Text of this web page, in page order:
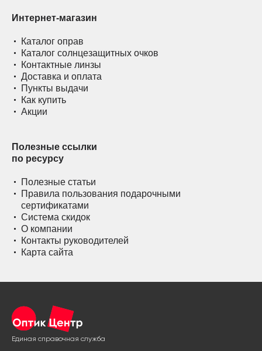
Интернет-магазин
Каталог оправ
Каталог солнцезащитных очков
Контактные линзы
Доставка и оплата
Пункты выдачи
Как купить
Акции
Полезные ссылки
по ресурсу
Полезные статьи
Правила пользования подарочными
сертификатами
Система скидок
О компании
Контакты руководителей
Карта сайта
Единая справочная служба